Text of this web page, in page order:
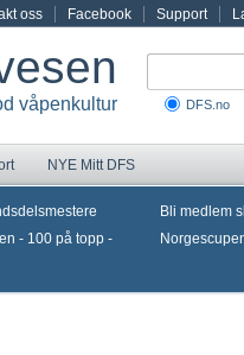
oss Facebook Support
våpenkultur DFS.no
NYE Mitt DFS
- 100 på topp -
Bli medlem